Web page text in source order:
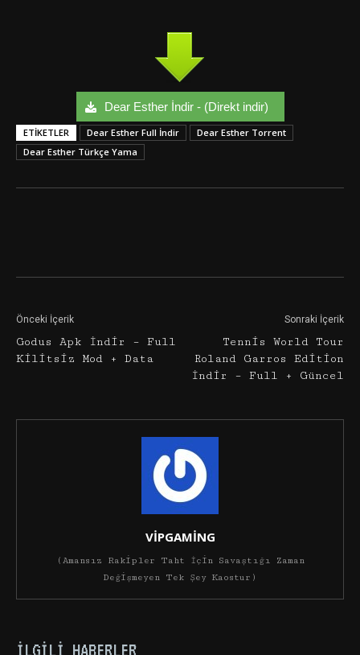
Dear Esther İndir - (Direkt indir)
ETIKETLER Dear Esther Full İndir
Dear Esther Torrent
Dear Esther Türkçe Yama
Önceki İçerik
Godus Apk İndir – Full
Kilitsiz Mod + Data
Sonraki İçerik
Tennis World Tour
Roland Garros Edition
İndir – Full + Güncel
VİPGAMİNG
(Amansız Rakipler Taht İçin Savaştığı Zaman
Değişmeyen Tek Şey Kaostur)
İLGILI HABERLER